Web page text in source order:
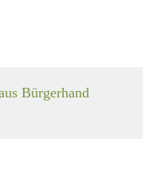
Bürgerhand